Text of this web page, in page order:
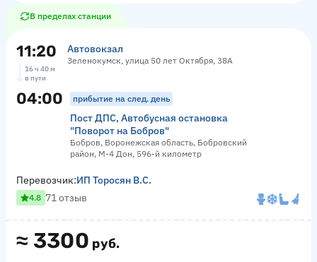
В пределах станции
11:20 Автовокзал
Зеленокумск, улица 50 лет Октября, 38А
16 ч 40 м
в пути
04:00 прибытие на след. день
Пост ДПС, Автобусная остановка
"Поворот на Бобров"
Бобров, Воронежская область, Бобровский
район, М-4 Дон, 596-й километр
≈ 3300 руб.
Перевозчик:ИП Торосян В.С.
4.8 71 отзыв